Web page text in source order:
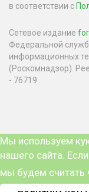
в соответствии с
Сетевое издание
Федеральной
информационных
(Роскомнадзор).
- 76719.
Мы используем
нашего сайта.
мы будем считать